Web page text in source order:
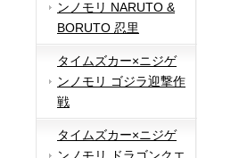
ンノモリ NARUTO &
BORUTO 忍里
タイムズカー×ニジゲ
ンノモリ ゴジラ迎撃作
戦
タイムズカー×ニジゲ